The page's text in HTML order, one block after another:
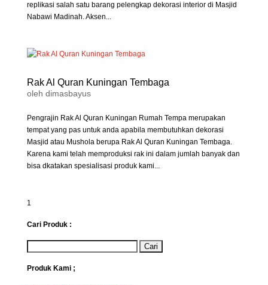
replikasi salah satu barang pelengkap dekorasi interior di Masjid
Nabawi Madinah. Aksen...
Rak Al Quran Kuningan Tembaga
oleh dimasbayus
Pengrajin Rak Al Quran Kuningan Rumah Tempa merupakan
tempat yang pas untuk anda apabila membutuhkan dekorasi
Masjid atau Mushola berupa Rak Al Quran Kuningan Tembaga.
Karena kami telah memproduksi rak ini dalam jumlah banyak dan
bisa dkatakan spesialisasi produk kami...
1
Cari Produk :
Produk Kami ;